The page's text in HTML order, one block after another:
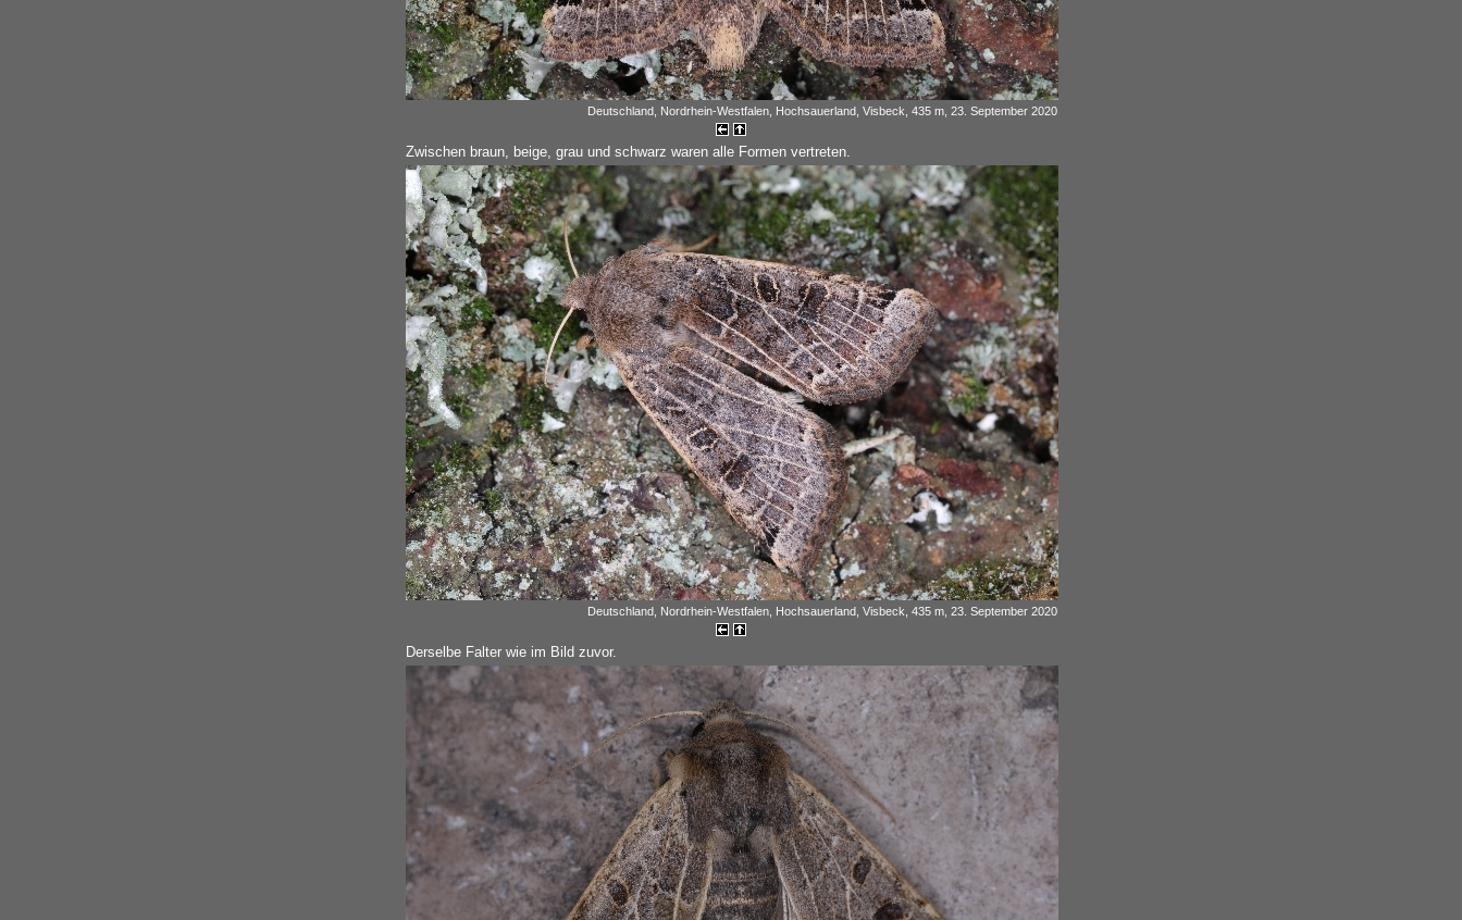
Deutschland, Nordrhein-Westfalen, Hochsauerland, Visbeck, 435 m, 23. September 2020
Zwischen braun, beige, grau und schwarz waren alle Formen vertreten.
Deutschland, Nordrhein-Westfalen, Hochsauerland, Visbeck, 435 m, 23. September 2020
Derselbe Falter wie im Bild zuvor.